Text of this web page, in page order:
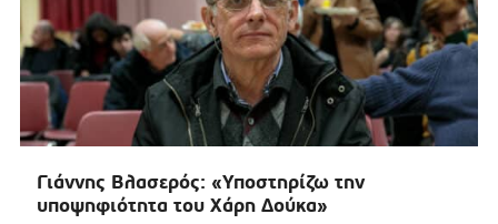
Γιάννης Βλασερός: «Υποστηρίζω την
υποψηφιότητα του Χάρη Δούκα»